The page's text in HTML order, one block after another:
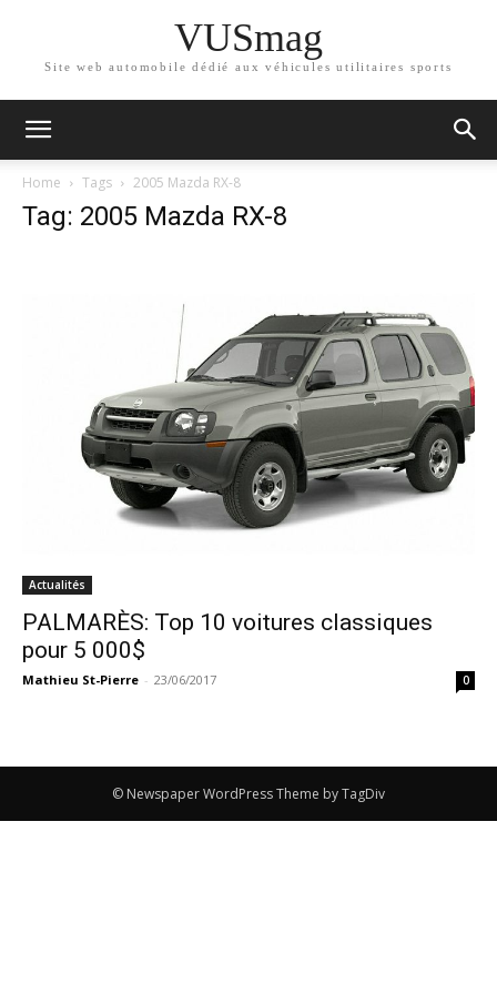
VUSmag
Site web automobile dédié aux véhicules utilitaires sports
Home Tags 2005 Mazda RX-8
Tag: 2005 Mazda RX-8
Actualités
PALMARÈS: Top 10 voitures classiques
pour 5 000$
Mathieu St-Pierre - 23/06/2017 0
© Newspaper WordPress Theme by TagDiv